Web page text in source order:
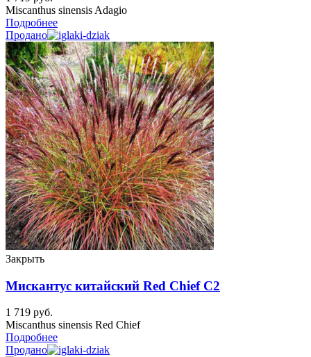
Miscanthus sinensis Adagio
Подробнее
Продано
Закрыть
Мискантус китайский Red Chief C2
1 719 руб.
Miscanthus sinensis Red Chief
Подробнее
Продано